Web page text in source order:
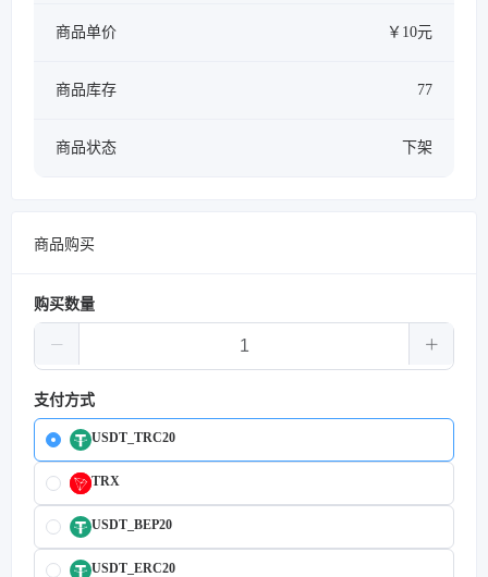
商品单价 ￥10元
商品库存 77
商品状态 下架
商品购买
购买数量
支付方式
USDT_TRC20
TRX
USDT_BEP20
USDT_ERC20